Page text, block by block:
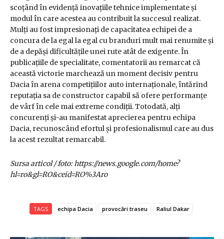
scoțând în evidență inovațiile tehnice implementate și
modul în care acestea au contribuit la succesul realizat.
Mulți au fost impresionați de capacitatea echipei de a
concura de la egal la egal cu branduri mult mai renumite și
de a depăși dificultățile unei rute atât de exigente. În
publicațiile de specialitate, comentatorii au remarcat că
această victorie marchează un moment decisiv pentru
Dacia în arena competițiilor auto internaționale, întărind
reputația sa de constructor capabil să ofere performanțe
de vârf în cele mai extreme condiții. Totodată, alți
concurenți și-au manifestat aprecierea pentru echipa
Dacia, recunoscând efortul și profesionalismul care au dus
la acest rezultat remarcabil.
Sursa articol / foto: https://news.google.com/home?
hl=ro&gl=RO&ceid=RO%3Aro
TAGS echipa Dacia provocări traseu Raliul Dakar